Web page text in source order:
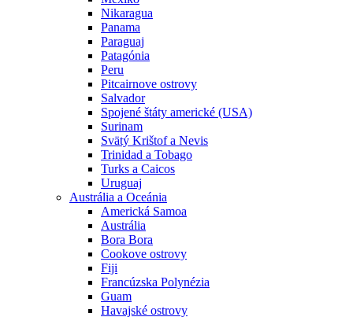
Nikaragua
Panama
Paraguaj
Patagónia
Peru
Pitcairnove ostrovy
Salvador
Spojené štáty americké (USA)
Surinam
Svätý Krištof a Nevis
Trinidad a Tobago
Turks a Caicos
Uruguaj
Austrália a Oceánia
Americká Samoa
Austrália
Bora Bora
Cookove ostrovy
Fiji
Francúzska Polynézia
Guam
Havajské ostrovy